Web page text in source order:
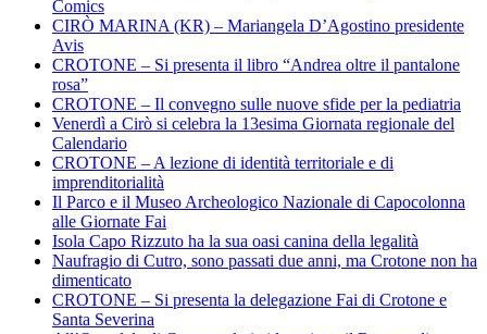
Comics
CIRÒ MARINA (KR) – Mariangela D’Agostino presidente
Avis
CROTONE – Si presenta il libro “Andrea oltre il pantalone
rosa”
CROTONE – Il convegno sulle nuove sfide per la pediatria
Venerdì a Cirò si celebra la 13esima Giornata regionale del
Calendario
CROTONE – A lezione di identità territoriale e di
imprenditorialità
Il Parco e il Museo Archeologico Nazionale di Capocolonna
alle Giornate Fai
Isola Capo Rizzuto ha la sua oasi canina della legalità
Naufragio di Cutro, sono passati due anni, ma Crotone non ha
dimenticato
CROTONE – Si presenta la delegazione Fai di Crotone e
Santa Severina